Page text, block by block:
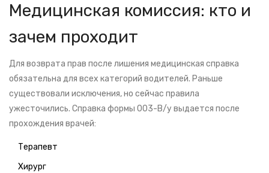
Медицинская комиссия: кто и
зачем проходит
Для возврата прав после лишения медицинская справка
обязательна для всех категорий водителей. Раньше
существовали исключения, но сейчас правила
ужесточились. Справка формы 003-В/у выдается после
прохождения врачей:
Терапевт
Хирург